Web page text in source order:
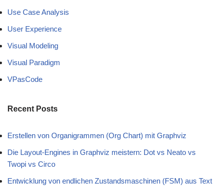
Use Case Analysis
User Experience
Visual Modeling
Visual Paradigm
VPasCode
Recent Posts
Erstellen von Organigrammen (Org Chart) mit Graphviz
Die Layout-Engines in Graphviz meistern: Dot vs Neato vs
Twopi vs Circo
Entwicklung von endlichen Zustandsmaschinen (FSM) aus Text